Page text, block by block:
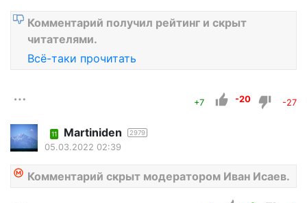
Комментарий получил рейтинг и скрыт
читателями.
Всё-таки прочитать
+7 -20 -27
11 Martiniden 2979
05.03.2022 02:39
Комментарий скрыт модератором Иван Исаев.